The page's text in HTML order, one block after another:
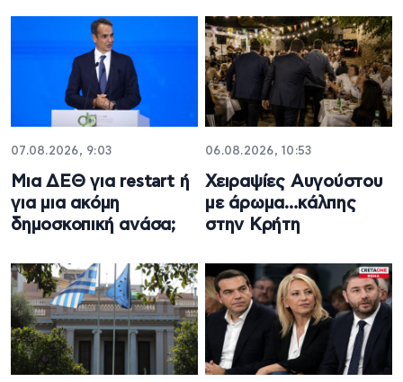
07.08.2026, 9:03
Μια ΔΕΘ για restart ή
για μια ακόμη
δημοσκοπική ανάσα;
06.08.2026, 10:53
Χειραψίες Αυγούστου
με άρωμα…κάλπης
στην Κρήτη